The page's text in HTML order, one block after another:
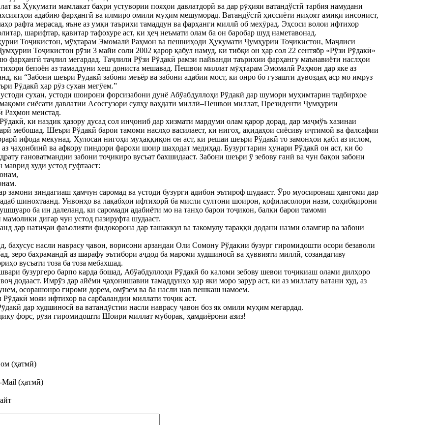
ва Ҳукумати мамлакат баҳри устувории пояҳои давлатдорӣ ва дар рӯҳияи ватандўстӣ тарбия намудани
адабию фарҳангӣ ва илмиро омили муҳим мешуморад. Ватандўстӣ ҳиссиёти ниҳоят амиқи инсонист,
рафта мерасад, яъне аз умқи таърихи тамаддун ва фарҳанги миллӣ об мехӯрад. Эҳсоси волои ифтихор
шарифтар, қавитар тафохуре аст, ки ҳеҷ неъмати олам ба он баробар шуд наметавонад.
Тоҷикистон, мўҳтарам Эмомалӣ Раҳмон ва пешниҳоди Ҳукумати Ҷумҳурии Тоҷикистон, Маҷлиси
Тоҷикистон рӯзи 3 майи соли 2002 қарор қабул намуд, ки тибқи он ҳар сол 22 сентябр «Рўзи Рўдакӣ»
таҷлил мегардад. Таҷлили Рўзи Рўдакӣ рамзи пайванди таърихии фарҳангу маънавиёти наслҳои
бепоён аз тамаддуни хеш дониста мешавад. Пешвои миллат мӯҳтарам Эмомалӣ Раҳмон дар яке аз
ки “Забони шеъри Рӯдакӣ забони меъёр ва забони адабии мост, ки онро бо гузашти дувоздаҳ аср мо имрӯз
Рӯдакӣ ҳар рӯз сухан мегӯем.”
сухан, устоди шоирони форсизабони дунё Абӯабдуллоҳи Рўдакӣ дар шумори муҳимтарин тадбирҳое
сиёсати давлатии Асосгузори сулҳу ваҳдати миллӣ–Пешвои миллат, Президенти Ҷумҳурии
Раҳмон меистад.
ки наздик ҳазору дусад сол инҷониб дар хизмати мардуми олам қарор дорад, дар маҷмўъ хазинаи
мебошад. Шеъри Рўдакӣ барои тамоми наслҳо василаест, ки нигоҳ, ақидаҳои сиёсиву иҷтимоӣ ва фалсафии
ифода мекунад. Хулосаи нигоҳи муҳаққиқон он аст, ки решаи шеъри Рўдакӣ то замонҳои қабл аз ислом,
ҷаҳонбинӣ ва афкору пиндори фарохи шоир шаҳодат медиҳад. Бузургтарин ҳунари Рўдакӣ он аст, ки бо
ғановатмандии забони тоҷикиро вусъат бахшидааст. Забони шеъри ў зебову ғанӣ ва чун бақои забони
худи устод гуфтааст:
замони зиндагиаш ҳамчун саромад ва устоди бузурги адибон эътироф шудааст. Ўро муосиронаш ҳангоми дар
шинохтаанд. Унвонҳо ва лақабҳои ифтихорӣ ба мисли султони шоирон, қофиласолори назм, соҳибқирони
ба ин далеланд, ки саромади адабиёти мо на танҳо барои тоҷикон, балки барои тамоми
дигар чун устод пазируфта шудааст.
дар натиҷаи фаъолияти фидокорона дар ташаккул ва такомулу тараққӣ додани назми оламгир ва забони
бахусус насли наврасу ҷавон, ворисони арзандаи Оли Сомону Рўдакии бузург гиромидошти осори безаволи
зеро баҳрамандӣ аз шарафу эътибори аҷдод ба мароми худшиносӣ ва ҳуввияти миллӣ, созандагиву
вусъати тоза ба тоза мебахшад.
бузургеро барпо карда бошад, Абўабдуллоҳи Рўдакӣ бо каломи зебову шевои тоҷикиаш олами дилҳоро
додааст. Имрӯз дар айёми ҷаҳонишавии тамаддунҳо ҳар яки моро зарур аст, ки аз миллату ватани худ, аз
осорашонро гиромӣ дорем, омӯзем ва ба насли нав пешкаш намоем.
мояи ифтихор ва сарбаландии миллати тоҷик аст.
дар худшиносӣ ва ватандӯстии насли наврасу ҷавон боз як омили муҳим мегардад.
форс, рӯзи гиромидошти Шоири миллат муборак, ҳамдиёрони азиз!
(ҳатмӣ)
Mail (ҳатмӣ)